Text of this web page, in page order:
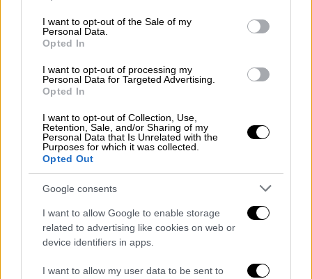
use your data for below specified purposes in below Google
consent section.
I want to opt-out of the Sale of my
Personal Data.
Opted In
I want to opt-out of processing my
Personal Data for Targeted Advertising.
Opted In
I want to opt-out of Collection, Use,
Retention, Sale, and/or Sharing of my
Personal Data that Is Unrelated with the
Purposes for which it was collected.
Opted Out
Google consents
I want to allow Google to enable storage
related to advertising like cookies on web or
device identifiers in apps.
I want to allow my user data to be sent to
πιστωτικές απώλειες κατά τη διάρκεια του
2024-2025, λόγω της συνεχιζόμενης
οικονομικής επιβράδυνσης.
Τάση εξαγωγής κεφαλαίων
Οι πωλήσεις κατοικιών παρουσίασαν
εντυπωσιακή αύξηση 76,1% τον Οκτώβριο
του 2024, φτάνοντας τις 165.138. Οι
πωλήσεις ενυπόθηκων κατοικιών
παρουσίασαν εξαιρετική άνοδο 278,2% σε
ετήσια βάση, αποτέλεσμα της πτώσης των
τιμών των κατοικιών από τον Ιανουάριο και
των προσδοκιών ότι οι τιμές θα
εκτοξευθούν μόλις μειωθεί το ενδιαφέρον.